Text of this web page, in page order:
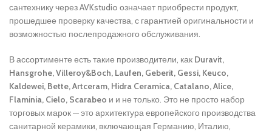
сантехнику через AVKstudio означает приобрести продукт,
прошедшее проверку качества, с гарантией оригинальности и
возможностью послепродажного обслуживания.
В ассортименте есть такие производители, как Duravit,
Hansgrohe, Villeroy&Boch, Laufen, Geberit, Gessi, Keuco,
Kaldewei, Bette, Artceram, Hidra Ceramica, Catalano, Alice,
Flaminia, Cielo, Scarabeo и и не только. Это не просто набор
торговых марок — это архитектура европейского производства
санитарной керамики, включающая Германию, Италию,